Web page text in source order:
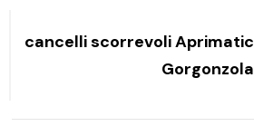
cancelli scorrevoli Aprimatic
Gorgonzola